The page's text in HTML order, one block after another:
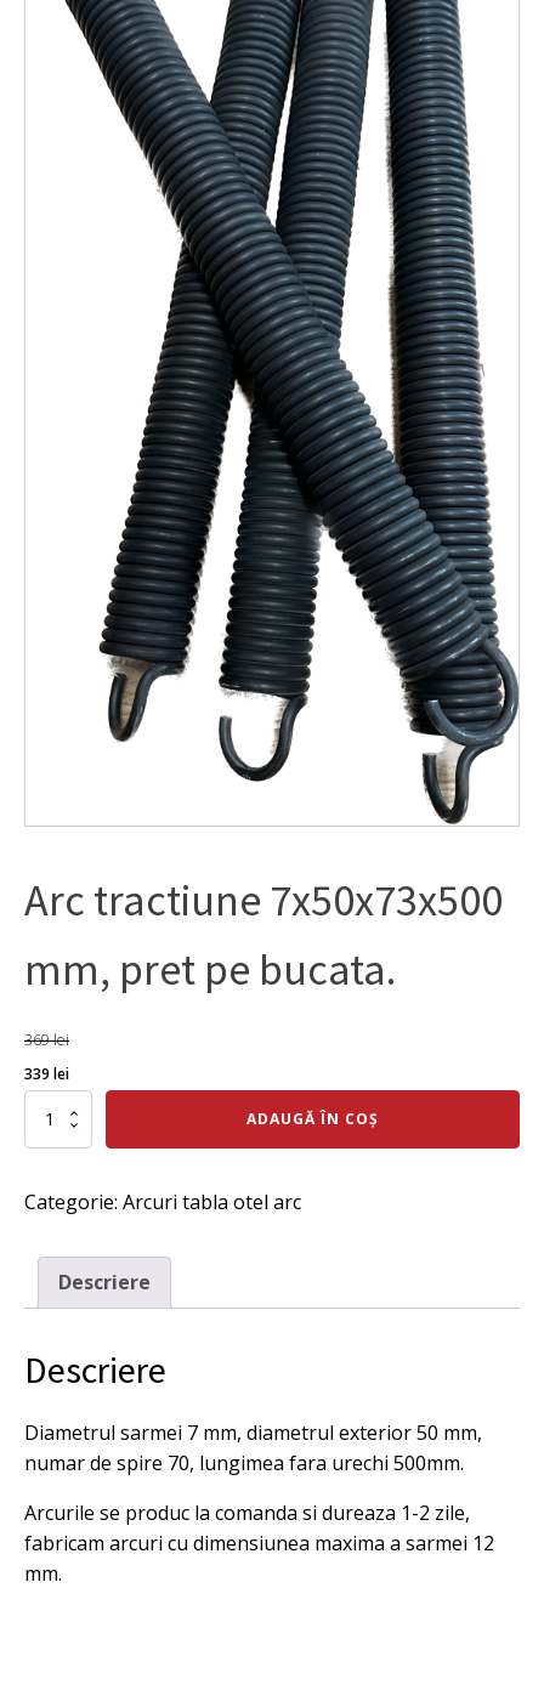
Arc tractiune 7x50x73x500
mm, pret pe bucata.
369lei
Prețul
inițial
a
369 lei.
339 leiPrețul
curent
este:
Cantitate
mm,
bucata.
ADAUGĂ ÎN COȘ
Categorie: Arcuri tabla otel arc
Descriere
Descriere
Diametrul sarmei 7 mm, diametrul exterior 50 mm,
numar de spire 70, lungimea fara urechi 500mm.
Arcurile se produc la comanda si dureaza 1-2 zile,
fabricam arcuri cu dimensiunea maxima a sarmei 12
mm.